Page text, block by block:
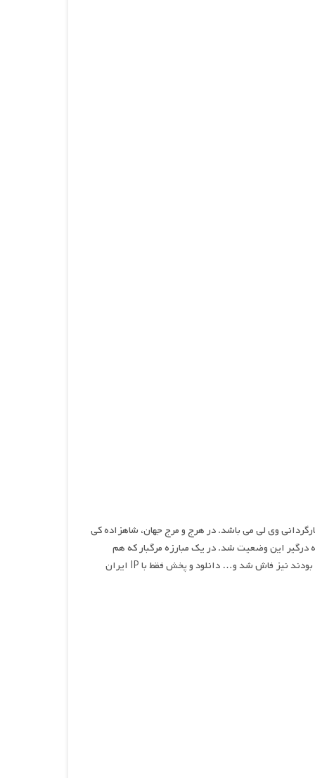
غریبان، نام فیلمی اکشن و درام محصول سال ۲۰۲۴ و به کارگردانی وی لی می باشد. در هرج و مرج جهان، شاهزاده کی
درگیر این وضعیت شد. در یک مبارزه مرگبار که هم
دشمن و هم دوست بود، اسرار تاریخ تیان آنیه و حقیقت مردم شهر لیانگ که در شهر مرده بودند نیز فاش شد و… دانلود و پخش فقط با IP ایران